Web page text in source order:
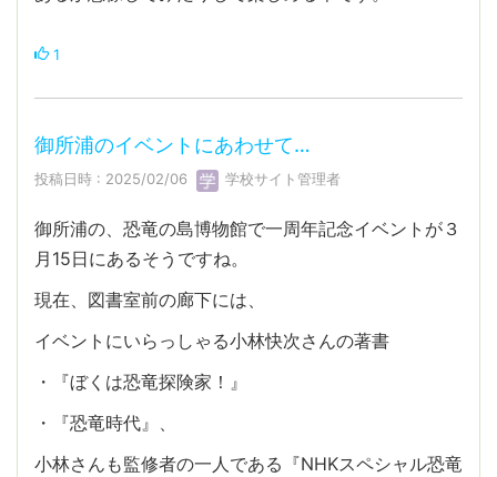
1
御所浦のイベントにあわせて…
投稿日時 : 2025/02/06 学校サイト管理者
御所浦の、恐竜の島博物館で一周年記念イベントが３
月15日にあるそうですね。
現在、図書室前の廊下には、
イベントにいらっしゃる小林快次さんの著書
・『ぼくは恐竜探険家！』
・『恐竜時代』、
小林さんも監修者の一人である『NHKスペシャル恐竜